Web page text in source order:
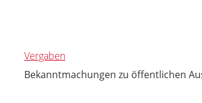
Vergaben
Bekanntmachungen zu öffentlichen